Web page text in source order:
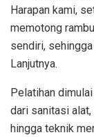
Harapan kami,
memotong
sendiri,
Lanjutnya.
Pelatihan
dari sanitasi
hingga teknik